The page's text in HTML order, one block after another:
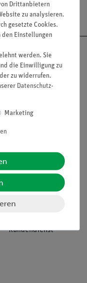
300,- €
& Showroom
&
Kundendienst
Drittanbietern
zu analysieren.
gesetzte Cookies.
Einstellungen
werden. Sie
die Einwilligung zu
zu widerrufen.
Daten­schutz­
Marketing